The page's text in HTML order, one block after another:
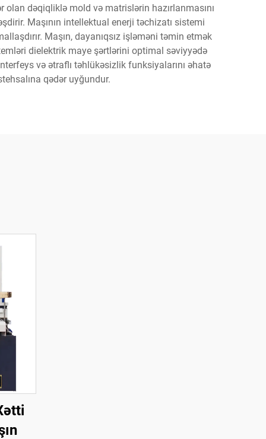
dəqiqliklə mold və matrislərin hazırlanmasını
Maşının intellektual enerji təchizatı sistemi
Maşın, dayanıqsız işləməni təmin etmək
dielektrik maye şərtlərini optimal səviyyədə
və ətraflı təhlükəsizlik funksiyalarını əhatə
qədər uyğundur.